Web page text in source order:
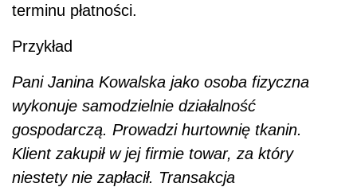
terminu płatności.
Przykład
Pani Janina Kowalska jako osoba fizyczna
wykonuje samodzielnie działalność
gospodarczą. Prowadzi hurtownię tkanin.
Klient zakupił w jej firmie towar, za który
niestety nie zapłacił. Transakcja